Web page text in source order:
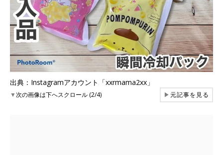
出典：Instagramアカウント「xxrmama2xx」
▼次の画像は下へスクロール (2/4) ▶元記事を見る